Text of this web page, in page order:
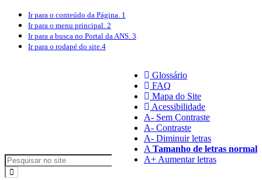
Ir para o conteúdo da Página. 1
Ir para o menu principal. 2
Ir para a busca no Portal da ANS. 3
Ir para o rodapé do site.4
Glossário
FAQ
Mapa do Site
Acessibilidade
A- Sem Contraste
A- Contraste
A- Diminuir letras
A Tamanho de letras normal
A+ Aumentar letras